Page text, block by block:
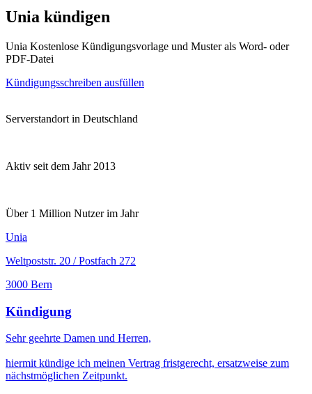
Unia kündigen
Unia Kostenlose Kündigungsvorlage und Muster als Word- oder
PDF-Datei
Kündigungsschreiben ausfüllen
Serverstandort in Deutschland
Aktiv seit dem Jahr 2013
Über 1 Million Nutzer im Jahr
Unia
Weltpoststr. 20 / Postfach 272
3000 Bern
Kündigung
Sehr geehrte Damen und Herren,
hiermit kündige ich meinen Vertrag fristgerecht, ersatzweise zum
nächstmöglichen Zeitpunkt.